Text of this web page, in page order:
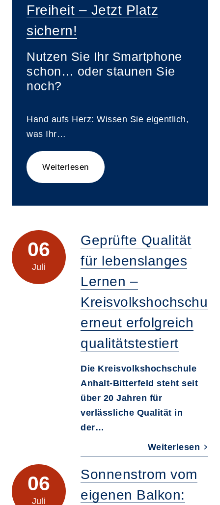
Freiheit – Jetzt Platz
sichern!
Nutzen Sie Ihr Smartphone
schon… oder staunen Sie
noch?
Hand aufs Herz: Wissen Sie eigentlich,
was Ihr…
Weiterlesen
06
Juli
Geprüfte Qualität
für lebenslanges
Lernen –
Kreisvolkshochschule
erneut erfolgreich
qualitätstestiert
Die Kreisvolkshochschule
Anhalt-Bitterfeld steht seit
über 20 Jahren für
verlässliche Qualität in
der…
Weiterlesen
06
Juli
Sonnenstrom vom
eigenen Balkon: